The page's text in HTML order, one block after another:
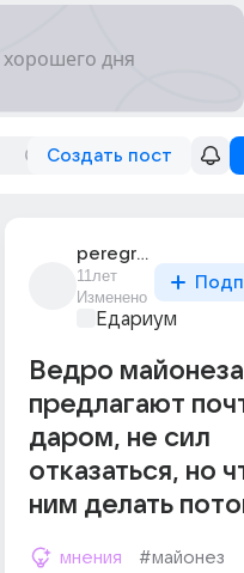
Создать пост
peregrinus_3
11лет
Изменено
Едариум
Ведро майонеза
предлагают
даром, не сил
отказаться, но
ним делать
мнения #майонез